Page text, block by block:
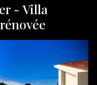
- Villa